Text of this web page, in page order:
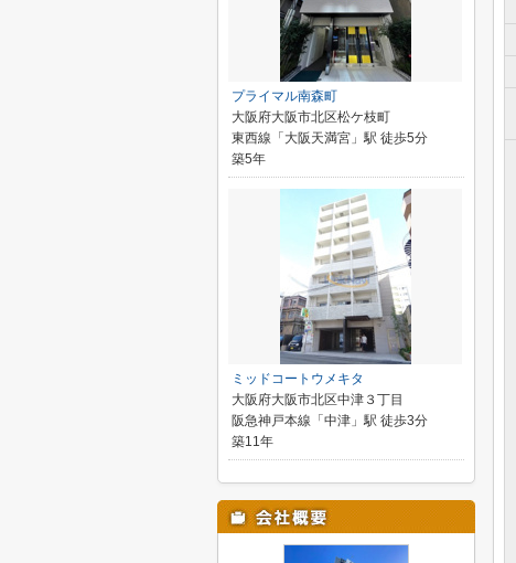
プライマル南森町
大阪府大阪市北区松ケ枝町
東西線「大阪天満宮」駅 徒歩5分
築5年
ミッドコートウメキタ
大阪府大阪市北区中津３丁目
阪急神戸本線「中津」駅 徒歩3分
築11年